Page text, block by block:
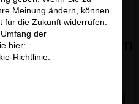
dir helfen können:
und deine
Meinung ändern, können
für die Zukunft widerrufen.
der
hier:
Richtlinie
Design und
jetzt informieren
lassen!